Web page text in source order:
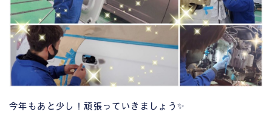
今年もあと少し！頑張っていきましょう✨